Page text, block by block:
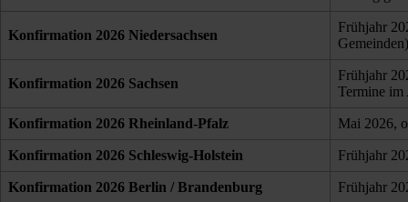
Konfirmation 2026 Niedersachsen
Frühjahr
Gemeinden)
Konfirmation 2026 Sachsen
Frühjahr
Termine
Konfirmation 2026 Rheinland‑Pfalz Mai 2026,
Konfirmation 2026 Schleswig‑Holstein Frühjahr
Konfirmation 2026 Berlin / Brandenburg Frühjahr